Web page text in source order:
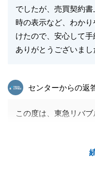
でしたが、売買契約
時の表示など、わか
けたので、安心して手
ありがとうございまし
東急リバブル
センターからの返
この度は、東急リバ
があってのことだと
今後も不動産に関す